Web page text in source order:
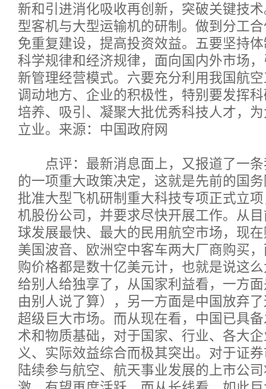
新和引进消化吸收再创新，突破关键技
型客机与大型运输机的研制。做到分工
免重复建设，提高投资效益。五要坚持
科学规律和经济规律，面向国内外市场
新管理经营模式。六要充分利用我国航
调动地方、企业的积极性，特别要发挥
培养、吸引、凝聚大批优秀科技人才，
立业。来源：中国政府网
点评：最新消息面上，又报道了一条
的一项重大政策决定，这就是先前的国
批准大型飞机研制重大科技专项正式立
机股份公司，并要求尽快开展工作。从
球发展最快、最大的民用航空市场，现
美国波音、欧洲空中客车两大厂商购买
购价格都是数十亿美元计，也就是说这
给别人给独享了，从国家利益看，一方
由别人说了算），另一方面是中国放弃
超级巨大市场。而从现在看，中国已具
术和物质基础，对于国家、行业、各大
义、实际效益综合而极其突出。对于证
陆续参与航空、航天事业发展的上市公